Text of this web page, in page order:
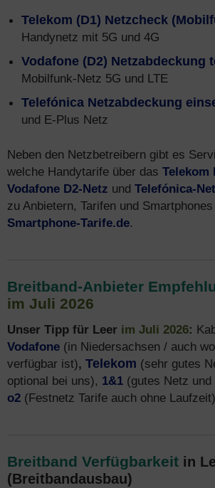
Telekom (D1) Netzcheck
Handynetz mit 5G und 4G
Vodafone (D2) Netzabdeckung
Mobilfunk-Netz 5G und LTE
Telefónica Netzabdeckung
und E-Plus Netz
Neben den Netzbetreibern gibt es
welche Handytarife über das Telekom
Vodafone D2-Netz und Telefónica-
zu Anbietern, Tarifen und
Smartphone-Tarife.de.
Breitband-Anbieter
im Juli 2026
Unser Tipp für Leer im Juli 2026:
Vodafone (in Niedersachsen / auch
verfügbar ist), Telekom (sehr gutes
optional bei uns), 1&1 (gutes Netz
o2 (Festnetz Tarife auch ohne
Breitband Verfügbarkeit in
(Breitbandausbau)